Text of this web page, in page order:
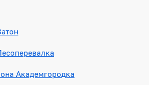
Академгородка